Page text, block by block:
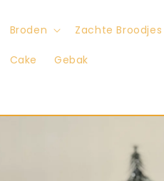
Broden Zachte Broodjes
Cake Gebak